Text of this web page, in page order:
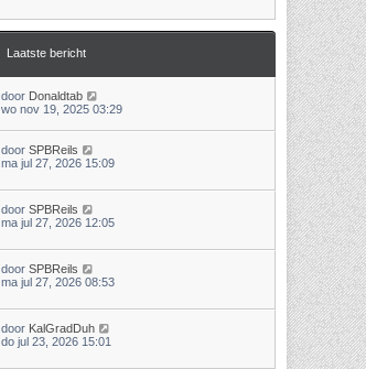
Laatste bericht
door Donaldtab
wo nov 19, 2025 03:29
door SPBReils
ma jul 27, 2026 15:09
door SPBReils
ma jul 27, 2026 12:05
door SPBReils
ma jul 27, 2026 08:53
door KalGradDuh
do jul 23, 2026 15:01